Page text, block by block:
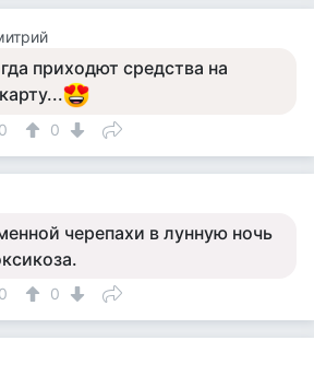
приходют средства на
0 0
черепахи в лунную ночь
0 0